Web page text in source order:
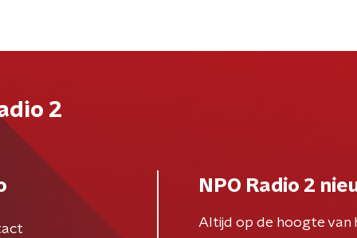
2
NPO Radio 2
Altijd op de hoogte van